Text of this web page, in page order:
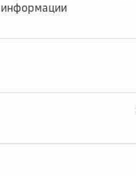
информации